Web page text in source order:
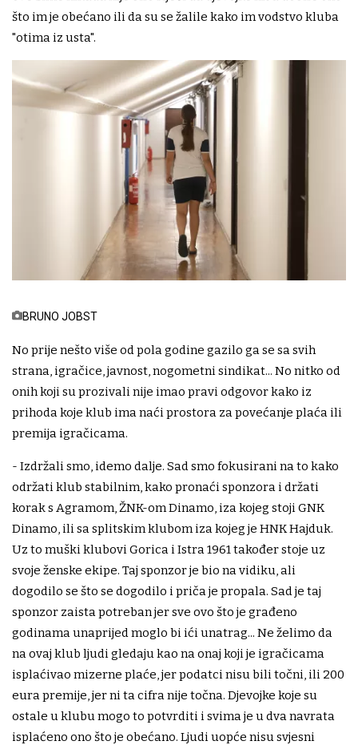
što im je obećano ili da su se žalile kako im vodstvo kluba
"otima iz usta".
BRUNO JOBST
No prije nešto više od pola godine gazilo ga se sa svih
strana, igračice, javnost, nogometni sindikat... No nitko od
onih koji su prozivali nije imao pravi odgovor kako iz
prihoda koje klub ima naći prostora za povećanje plaća ili
premija igračicama.
- Izdržali smo, idemo dalje. Sad smo fokusirani na to kako
održati klub stabilnim, kako pronaći sponzora i držati
korak s Agramom, ŽNK-om Dinamo, iza kojeg stoji GNK
Dinamo, ili sa splitskim klubom iza kojeg je HNK Hajduk.
Uz to muški klubovi Gorica i Istra 1961 također stoje uz
svoje ženske ekipe. Taj sponzor je bio na vidiku, ali
dogodilo se što se dogodilo i priča je propala. Sad je taj
sponzor zaista potreban jer sve ovo što je građeno
godinama unaprijed moglo bi ići unatrag... Ne želimo da
na ovaj klub ljudi gledaju kao na onaj koji je igračicama
isplaćivao mizerne plaće, jer podatci nisu bili točni, ili 200
eura premije, jer ni ta cifra nije točna. Djevojke koje su
ostale u klubu mogo to potvrditi i svima je u dva navrata
isplaćeno ono što je obećano. Ljudi uopće nisu svjesni